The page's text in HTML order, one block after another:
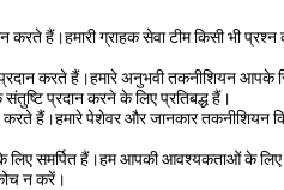
हैं।हमारी ग्राहक सेवा टीम किसी भी प्रश्न
करते हैं।हमारे अनुभवी तकनीशियन आपके
प्रदान करने के लिए प्रतिबद्ध हैं।
हैं।हमारे पेशेवर और जानकार तकनीशियन
समर्पित हैं।हम आपकी आवश्यकताओं के लिए
न करें।